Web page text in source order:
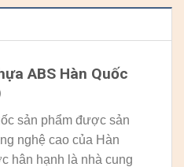
ABS Hàn Quốc
sản phẩm được sản
nghệ cao của Hàn
hân hạnh là nhà cung